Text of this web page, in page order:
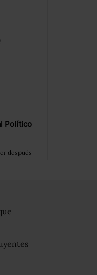
Político
después